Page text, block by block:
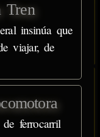
Tren
insinúa que
viajar, de
ferrocarril